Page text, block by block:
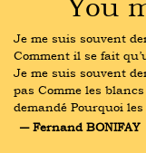
Je me suis souvent
Comment il se fait
Je me suis souvent
pas Comme les
demandé Pourquoi
― Fernand BONIFAY